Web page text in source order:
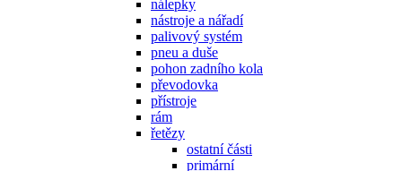
nálepky
nástroje a nářadí
palivový systém
pneu a duše
pohon zadního kola
převodovka
přístroje
rám
řetězy
ostatní části
primární